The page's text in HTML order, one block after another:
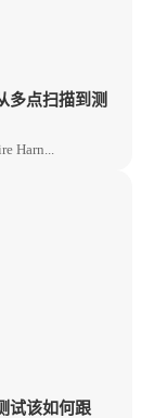
多点扫描到测
Harn...
试该如何跟